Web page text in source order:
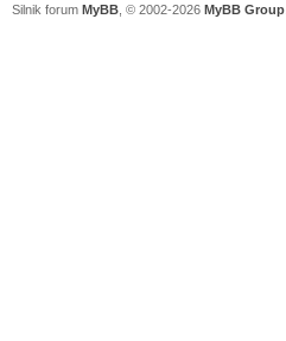
Silnik forum MyBB , © 2002-2026 MyBB Group